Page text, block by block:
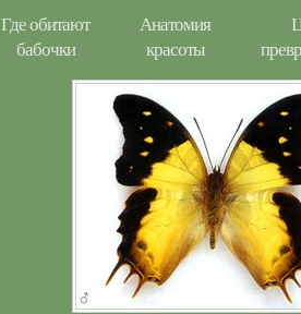
Где обитают
бабочки
Анатомия
красоты